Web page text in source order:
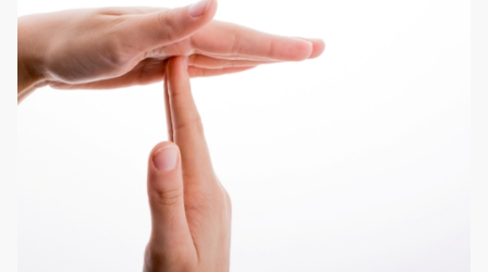
forhandler nå på overtid.